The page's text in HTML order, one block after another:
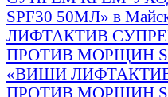
SPF30 50МЛ» в
ЛИФТАКТИВ
ПРОТИВ МОРЩИН
«ВИШИ
ПРОТИВ МОРЩИН